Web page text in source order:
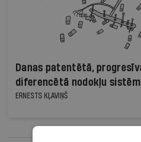
Danas patentētā,
diferencētā nodokļu
ERNESTS KĻAVIŅŠ